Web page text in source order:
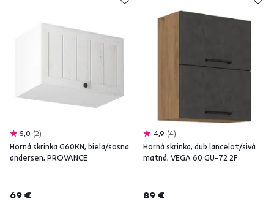
5,0 2
Horná skrinka G60KN, biela/sosna
andersen, PROVANCE
69 €
4,9 4
Horná skrinka, dub lancelot/sivá
matná, VEGA 60 GU-72 2F
89 €